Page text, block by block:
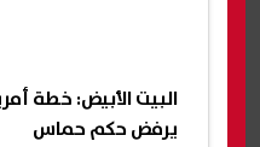
البيت الأبيض: خطة
يرفض حكم حماس